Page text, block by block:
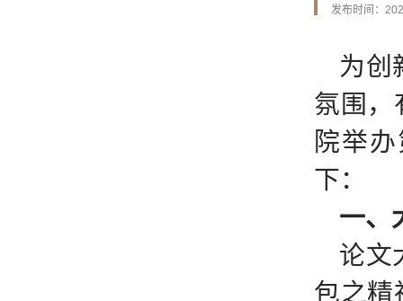
发布时间：
为创
氛围，
院举
下：
一、
论文
包之精